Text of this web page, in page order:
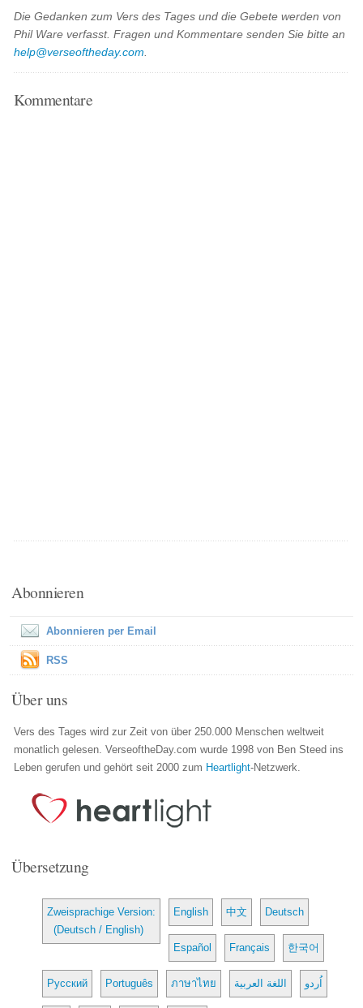
Die Gedanken zum Vers des Tages und die Gebete werden von
Phil Ware verfasst. Fragen und Kommentare senden Sie bitte an
help@verseoftheday.com
Kommentare
Abonnieren
Abonnieren per Email
RSS
Über uns
Vers des Tages wird zur Zeit von über 250.000 Menschen weltweit
monatlich gelesen. VerseoftheDay.com wurde 1998 von Ben Steed ins
Leben gerufen und gehört seit 2000 zum Heartlight-Netzwerk.
Übersetzung
Zweisprachige Version:
(Deutsch / English)
English 中文 Deutsch
Español Français 한국어
Русский Português ภาษาไทย اللغة العربية اُردو